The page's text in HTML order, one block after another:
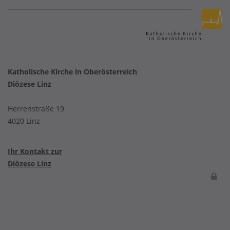
Katholische Kirche in Oberösterreich
Diözese Linz
Herrenstraße 19
4020 Linz
Ihr Kontakt zur
Diözese Linz